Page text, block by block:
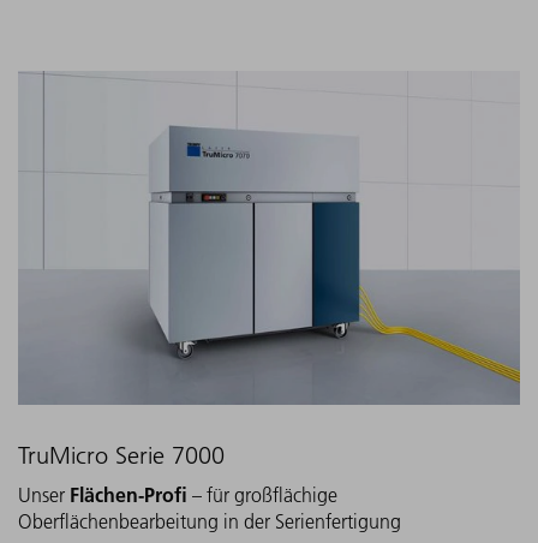
TruMicro Serie 7000
Unser Flächen-Profi – für großflächige
Oberflächenbearbeitung in der Serienfertigung